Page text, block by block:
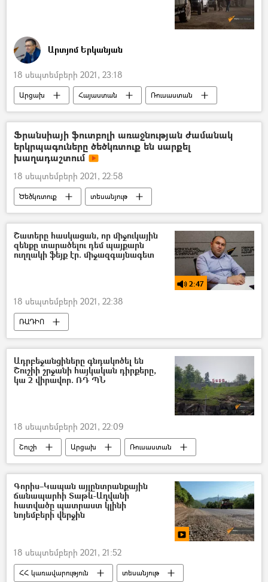
Արտյոմ Երկանյան
18 սեպտեմբերի 2021, 23:18
Արցախ Հայաստան
Ռուսաստան
Ադրբեջան
Իլհամ Ալիև
Բաքու
Լեռնային Ղարաբաղ
Ստեփանակերտ
Եռակողմ հայտարարություն
Խաղաղապահներն Արցախում
Ֆրանսիայի ֆուտբոլի առաջնության ժամանակ
երկրպագուները ծեծկռտուք են սարքել
խաղադաշտում
18 սեպտեմբերի 2021, 22:58
Ծեծկռտուք
տեսանյութ
ֆուտբոլիստ
Շատերը հասկացան, որ միջուկային
զենքը տարածելու դեմ պայքարն
ուղղակի ֆեյք էր. միջազգայնագետ
2:47
18 սեպտեմբերի 2021, 22:38
ՌԱԴԻՈ
Իրանի Իսլամական Հանրապետություն
ԱՄՆ
Ջո Բայդեն
Միջուկային պայմանագիր
պոդկաստ
Ադրբեջանցիները գնդակոծել են
Շուշիի շրջանի հայկական դիրքերը,
կա 2 վիրավոր. ՌԴ ՊՆ
18 սեպտեմբերի 2021, 22:09
Շուշի Արցախ
Ռուսաստան
Ադրբեջան
Վիրավոր
կրակոց
Խաղաղապահներն Արցախում
Գորիս–Կապան այլընտրանքային
ճանապարհի Տաթև-Աղվանի
հատվածը պատրաստ կլինի
նոյեմբերի վերջին
18 սեպտեմբերի 2021, 21:52
ՀՀ կառավարություն
տեսանյութ